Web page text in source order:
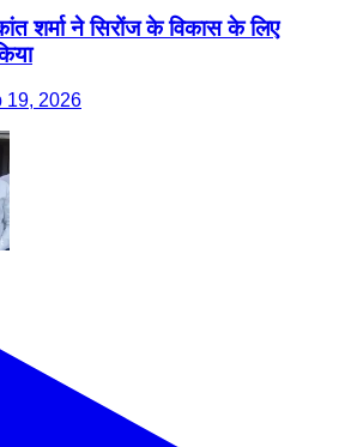
शर्मा ने सिरोंज के विकास के लिए
19, 2026